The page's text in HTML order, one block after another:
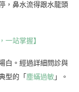
，鼻水流得跟水龍頭
一站掌握】
白。經過詳細問診與
型的「 塵蟎過敏 」。